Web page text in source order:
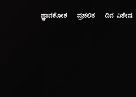
ಜ್ಞಾನಕೋಶ ಪ್ರಚಲಿತ ದಿನ ವಿಶೇಷ